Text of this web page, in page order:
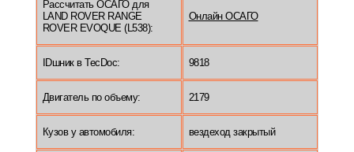
Рассчитать ОСАГО для
LAND ROVER RANGE
ROVER EVOQUE (L538):
Онлайн ОСАГО
IDшник в TecDoc: 9818
Двигатель по объему: 2179
Кузов у автомобиля: вездеход закрытый